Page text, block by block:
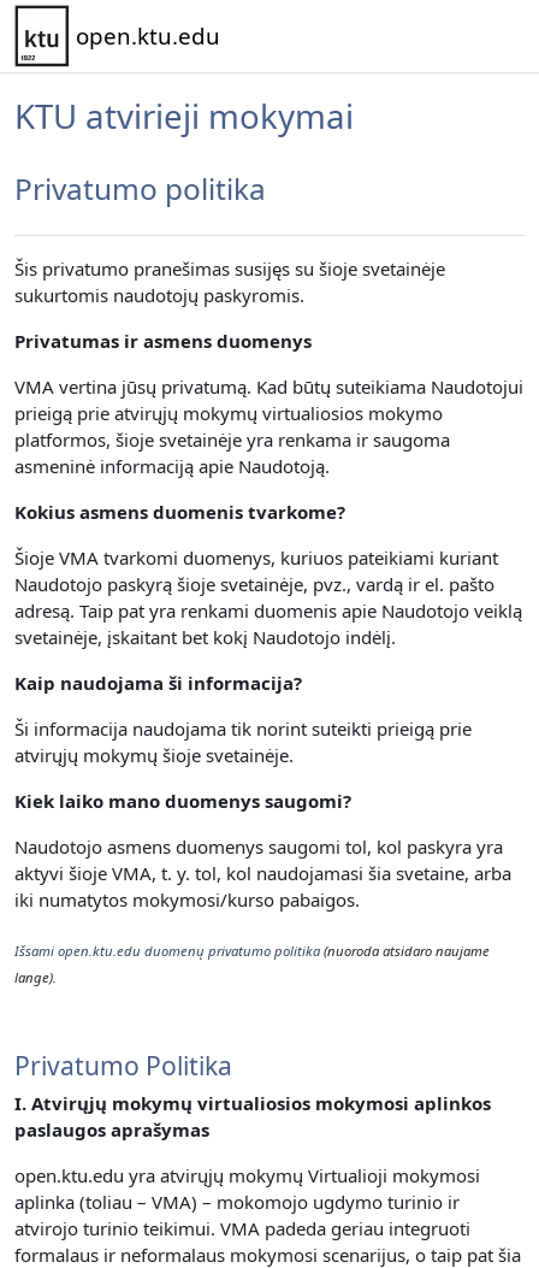
Pereiti į pagrindinį turinį
open.ktu.edu
KTU atvirieji mokymai
Privatumo politika
Šis privatumo pranešimas susijęs su šioje svetainėje
sukurtomis naudotojų paskyromis.
Privatumas ir asmens duomenys
VMA vertina jūsų privatumą. Kad būtų suteikiama Naudotojui
prieigą prie atvirųjų mokymų virtualiosios mokymo
platformos, šioje svetainėje yra renkama ir saugoma
asmeninė informaciją apie Naudotoją.
Kokius asmens duomenis tvarkome?
Šioje VMA tvarkomi duomenys, kuriuos pateikiami kuriant
Naudotojo paskyrą šioje svetainėje, pvz., vardą ir el. pašto
adresą. Taip pat yra renkami duomenis apie Naudotojo veiklą
svetainėje, įskaitant bet kokį Naudotojo indėlį.
Kaip naudojama ši informacija?
Ši informacija naudojama tik norint suteikti prieigą prie
atvirųjų mokymų šioje svetainėje.
Kiek laiko mano duomenys saugomi?
Naudotojo asmens duomenys saugomi tol, kol paskyra yra
aktyvi šioje VMA, t. y. tol, kol naudojamasi šia svetaine, arba
iki numatytos mokymosi/kurso pabaigos.
Išsami open.ktu.edu duomenų privatumo politika (nuoroda atsidaro naujame
lange).
Privatumo Politika
I. Atvirųjų mokymų virtualiosios mokymosi aplinkos
paslaugos aprašymas
open.ktu.edu yra atvirųjų mokymų Virtualioji mokymosi
aplinka (toliau – VMA) – mokomojo ugdymo turinio ir
atvirojo turinio teikimui. VMA padeda geriau integruoti
formalaus ir neformalaus mokymosi scenarijus, o taip pat šia